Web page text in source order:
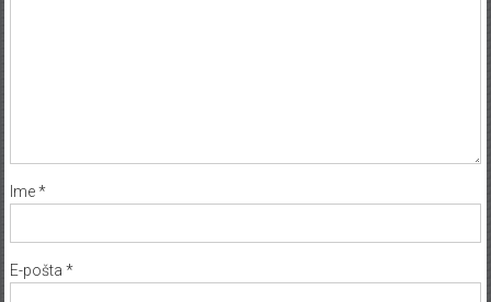
Ime*
E-pošta *